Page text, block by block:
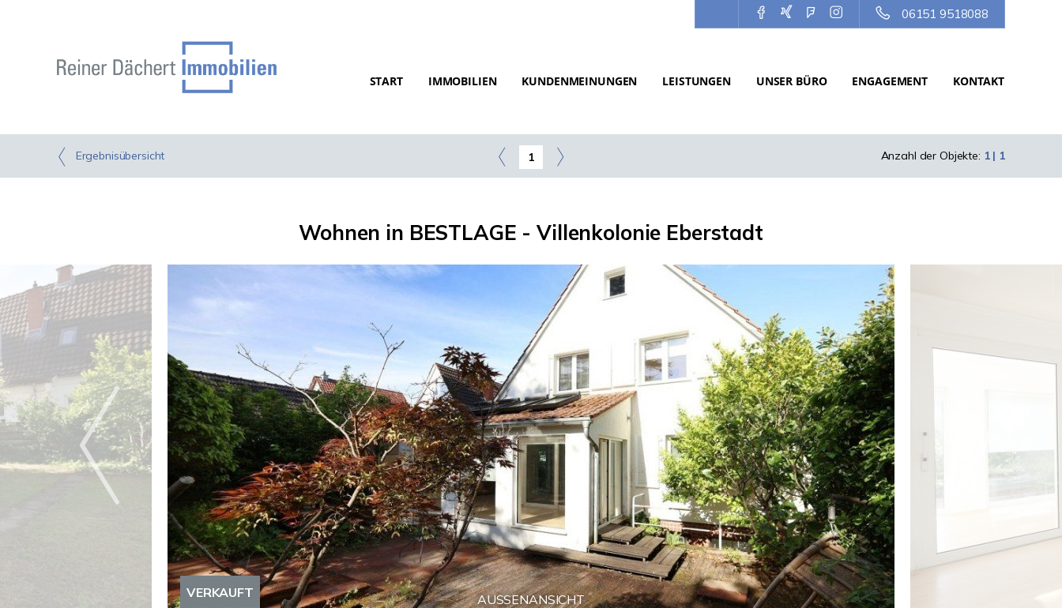
06151 9518088
START IMMOBILIEN KUNDENMEINUNGEN LEISTUNGEN UNSER BÜRO ENGAGEMENT KONTAKT
Ergebnisübersicht 1 Anzahl der Objekte: 1 | 1
Wohnen in BESTLAGE - Villenkolonie Eberstadt
AUSSENANSICHT
VERKAUFT